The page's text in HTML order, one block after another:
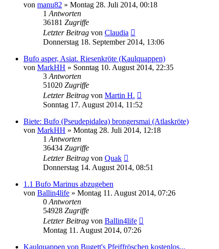
von manu82 » Montag 28. Juli 2014, 00:18
1 Antworten
36181 Zugriffe
Letzter Beitrag von Claudia
Donnerstag 18. September 2014, 13:06
Bufo asper, Asiat. Riesenkröte (Kaulquappen)
von MarkHH » Sonntag 10. August 2014, 22:35
3 Antworten
51020 Zugriffe
Letzter Beitrag von Martin H.
Sonntag 17. August 2014, 11:52
Biete: Bufo (Pseudepidalea) brongersmai (Atlaskröte)
von MarkHH » Montag 28. Juli 2014, 12:18
1 Antworten
36434 Zugriffe
Letzter Beitrag von Quak
Donnerstag 14. August 2014, 08:51
1.1 Bufo Marinus abzugeben
von Ballin4life » Montag 11. August 2014, 07:26
0 Antworten
54928 Zugriffe
Letzter Beitrag von Ballin4life
Montag 11. August 2014, 07:26
Kaulquappen von Bugett's Pfeiffröschen kostenlos...